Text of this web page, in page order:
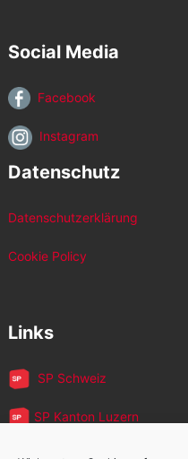
Social Media
Facebook
Instagram
Datenschutz
Datenschutzerklärung
Cookie Policy
Links
SP Schweiz
SP Kanton Luzern
JUSO Luzern